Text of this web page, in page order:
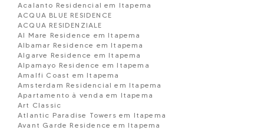
Acalanto Residencial em Itapema
ACQUA BLUE RESIDENCE
ACQUA RESIDENZIALE
Al Mare Residence em Itapema
Albamar Residence em Itapema
Algarve Residence em Itapema
Alpamayo Residence em Itapema
Amalfi Coast em Itapema
Amsterdam Residencial em Itapema
Apartamento à venda em Itapema
Art Classic
Atlantic Paradise Towers em Itapema
Avant Garde Residence em Itapema